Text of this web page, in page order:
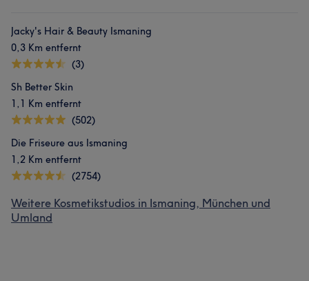
Jacky's Hair & Beauty Ismaning
0,3 Km entfernt
(3)
Sh Better Skin
1,1 Km entfernt
(502)
Die Friseure aus Ismaning
1,2 Km entfernt
(2754)
Weitere Kosmetikstudios in Ismaning, München und
Umland